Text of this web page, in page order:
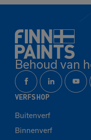
Behoud van
VERFSHOP
Buitenverf
Binnenverf